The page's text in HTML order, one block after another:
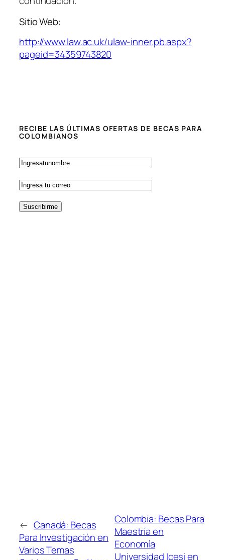
Sitio Web:
http://www.law.ac.uk/ulaw-inner.pb.aspx?
pageid=34359743820
RECIBE LAS ÚLTIMAS OFERTAS DE BECAS PARA
COLOMBIANOS
← Canadá: Becas
Para Investigación en
Varios Temas
Colombia: Becas Para
Maestría en
Economía
Universidad Icesi en